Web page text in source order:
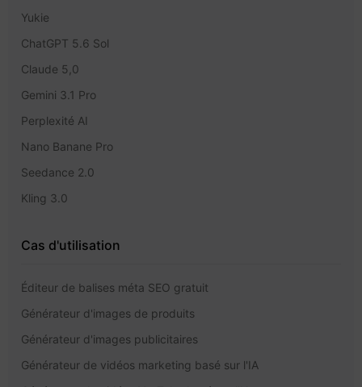
Yukie
ChatGPT 5.6 Sol
Claude 5,0
Gemini 3.1 Pro
Perplexité AI
Nano Banane Pro
Seedance 2.0
Kling 3.0
Cas d'utilisation
Éditeur de balises méta SEO gratuit
Générateur d'images de produits
Générateur d'images publicitaires
Générateur de vidéos marketing basé sur l'IA